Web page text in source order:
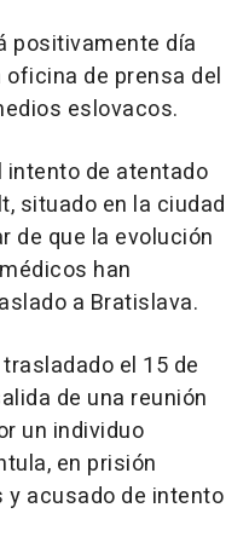
positivamente día
de prensa del
eslovacos.
intento de atentado
situado en la ciudad
de que la evolución
han
a Bratislava.
el 15 de
de una reunión
un individuo
en prisión
acusado de intento